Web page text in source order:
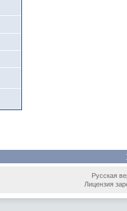
Русская
Лицензия